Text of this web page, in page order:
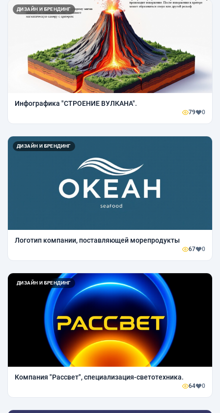
ДИЗАЙН И БРЕНДИНГ
Инфографика "СТРОЕНИЕ ВУЛКАНА".
79 0
ДИЗАЙН И БРЕНДИНГ
Логотип компании, поставляющей морепродукты
67 0
ДИЗАЙН И БРЕНДИНГ
Компания "Рассвет", специализация-светотехника.
64 0